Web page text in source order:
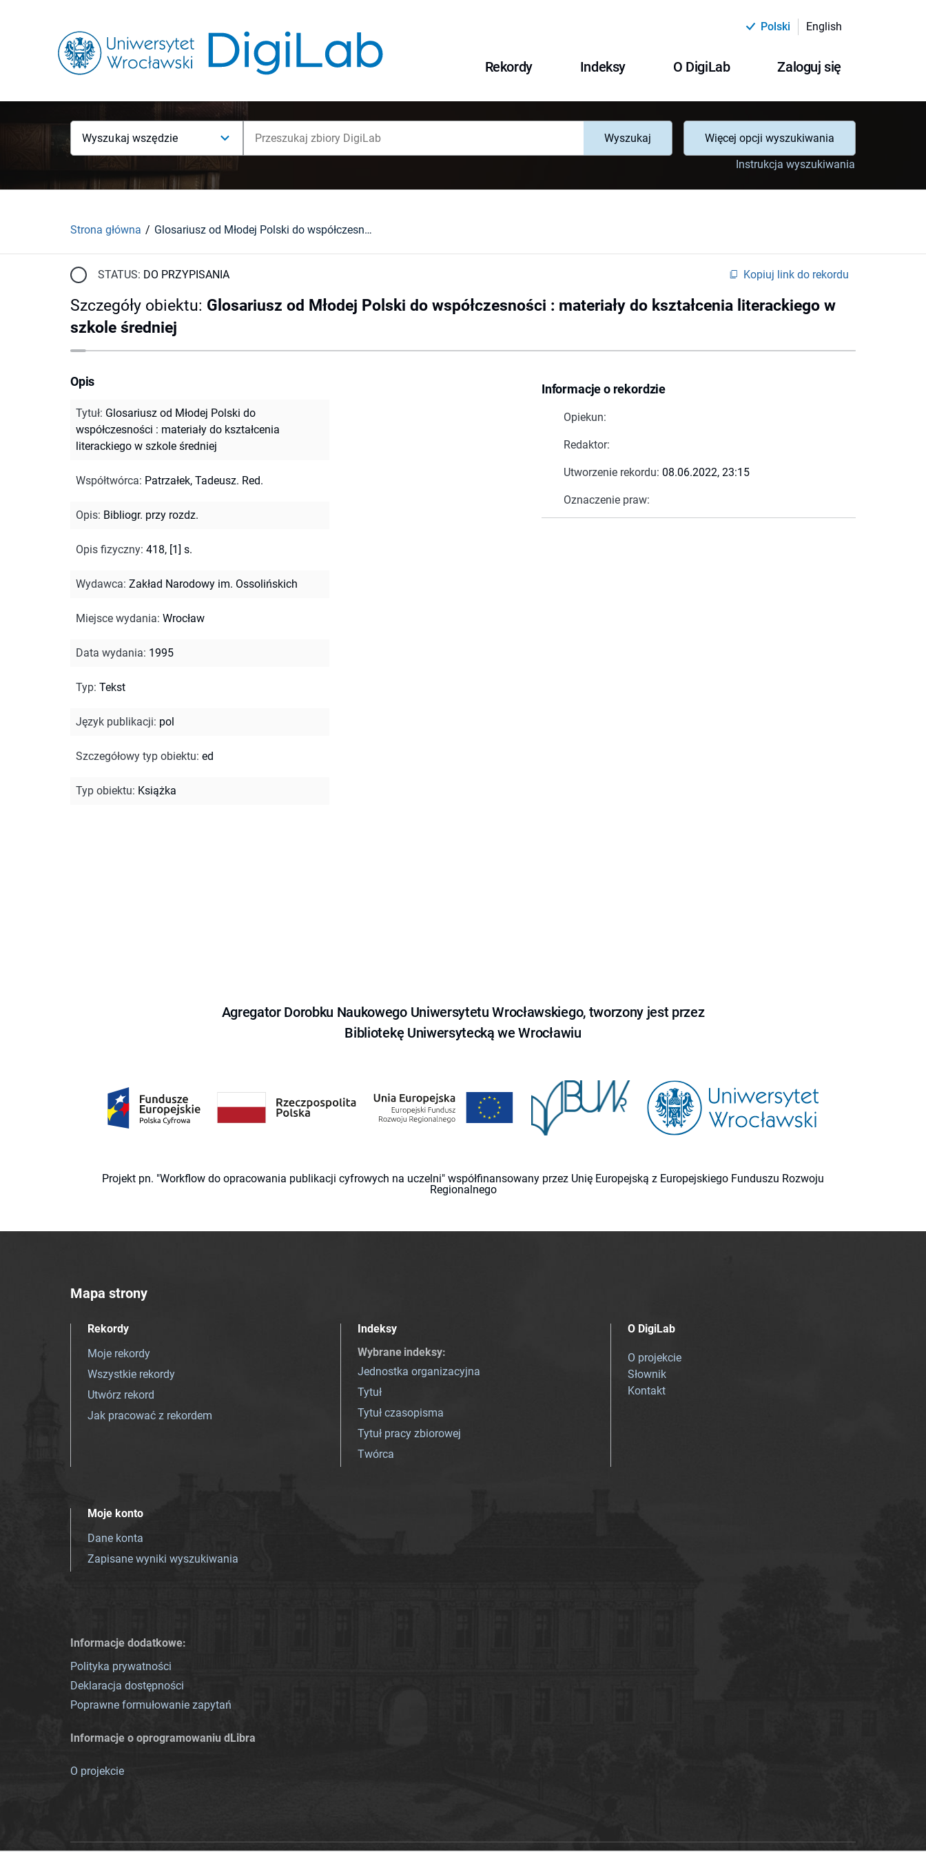
Polski English
Rekordy Indeksy O DigiLab Zaloguj się
Wyszukaj wszędzie Wyszukaj
Więcej opcji wyszukiwania
Instrukcja wyszukiwania
Strona główna Glosariusz od Młodej Polski do współczesności : materiały do kształcenia literackiego w szkole średniej
STATUS: DO PRZYPISANIA Kopiuj link do rekordu
Szczegóły obiektu: Glosariusz od Młodej Polski do współczesności : materiały do kształcenia literackiego w
szkole średniej
Informacje o rekordzie
Opiekun:
Redaktor:
Utworzenie rekordu: 08.06.2022, 23:15
Oznaczenie praw:
Opis
Tytuł: Glosariusz od Młodej Polski do
współczesności : materiały do kształcenia
literackiego w szkole średniej
Współtwórca: Patrzałek, Tadeusz. Red.
Opis: Bibliogr. przy rozdz.
Opis fizyczny: 418, [1] s.
Wydawca: Zakład Narodowy im. Ossolińskich
Miejsce wydania: Wrocław
Data wydania: 1995
Typ: Tekst
Język publikacji: pol
Szczegółowy typ obiektu: ed
Typ obiektu: Książka
Agregator Dorobku Naukowego Uniwersytetu Wrocławskiego, tworzony jest przez
Bibliotekę Uniwersytecką we Wrocławiu
Projekt pn. "Workflow do opracowania publikacji cyfrowych na uczelni" współfinansowany przez Unię Europejską z Europejskiego Funduszu Rozwoju
Regionalnego
Mapa strony
Rekordy
Moje rekordy
Wszystkie rekordy
Utwórz rekord
Jak pracować z rekordem
Indeksy
Wybrane indeksy:
Jednostka organizacyjna
Tytuł
Tytuł czasopisma
Tytuł pracy zbiorowej
Twórca
O DigiLab
O projekcie
Słownik
Kontakt
Moje konto
Dane konta
Zapisane wyniki wyszukiwania
Informacje dodatkowe:
Polityka prywatności
Deklaracja dostępności
Poprawne formułowanie zapytań
Informacje o oprogramowaniu dLibra
O projekcie